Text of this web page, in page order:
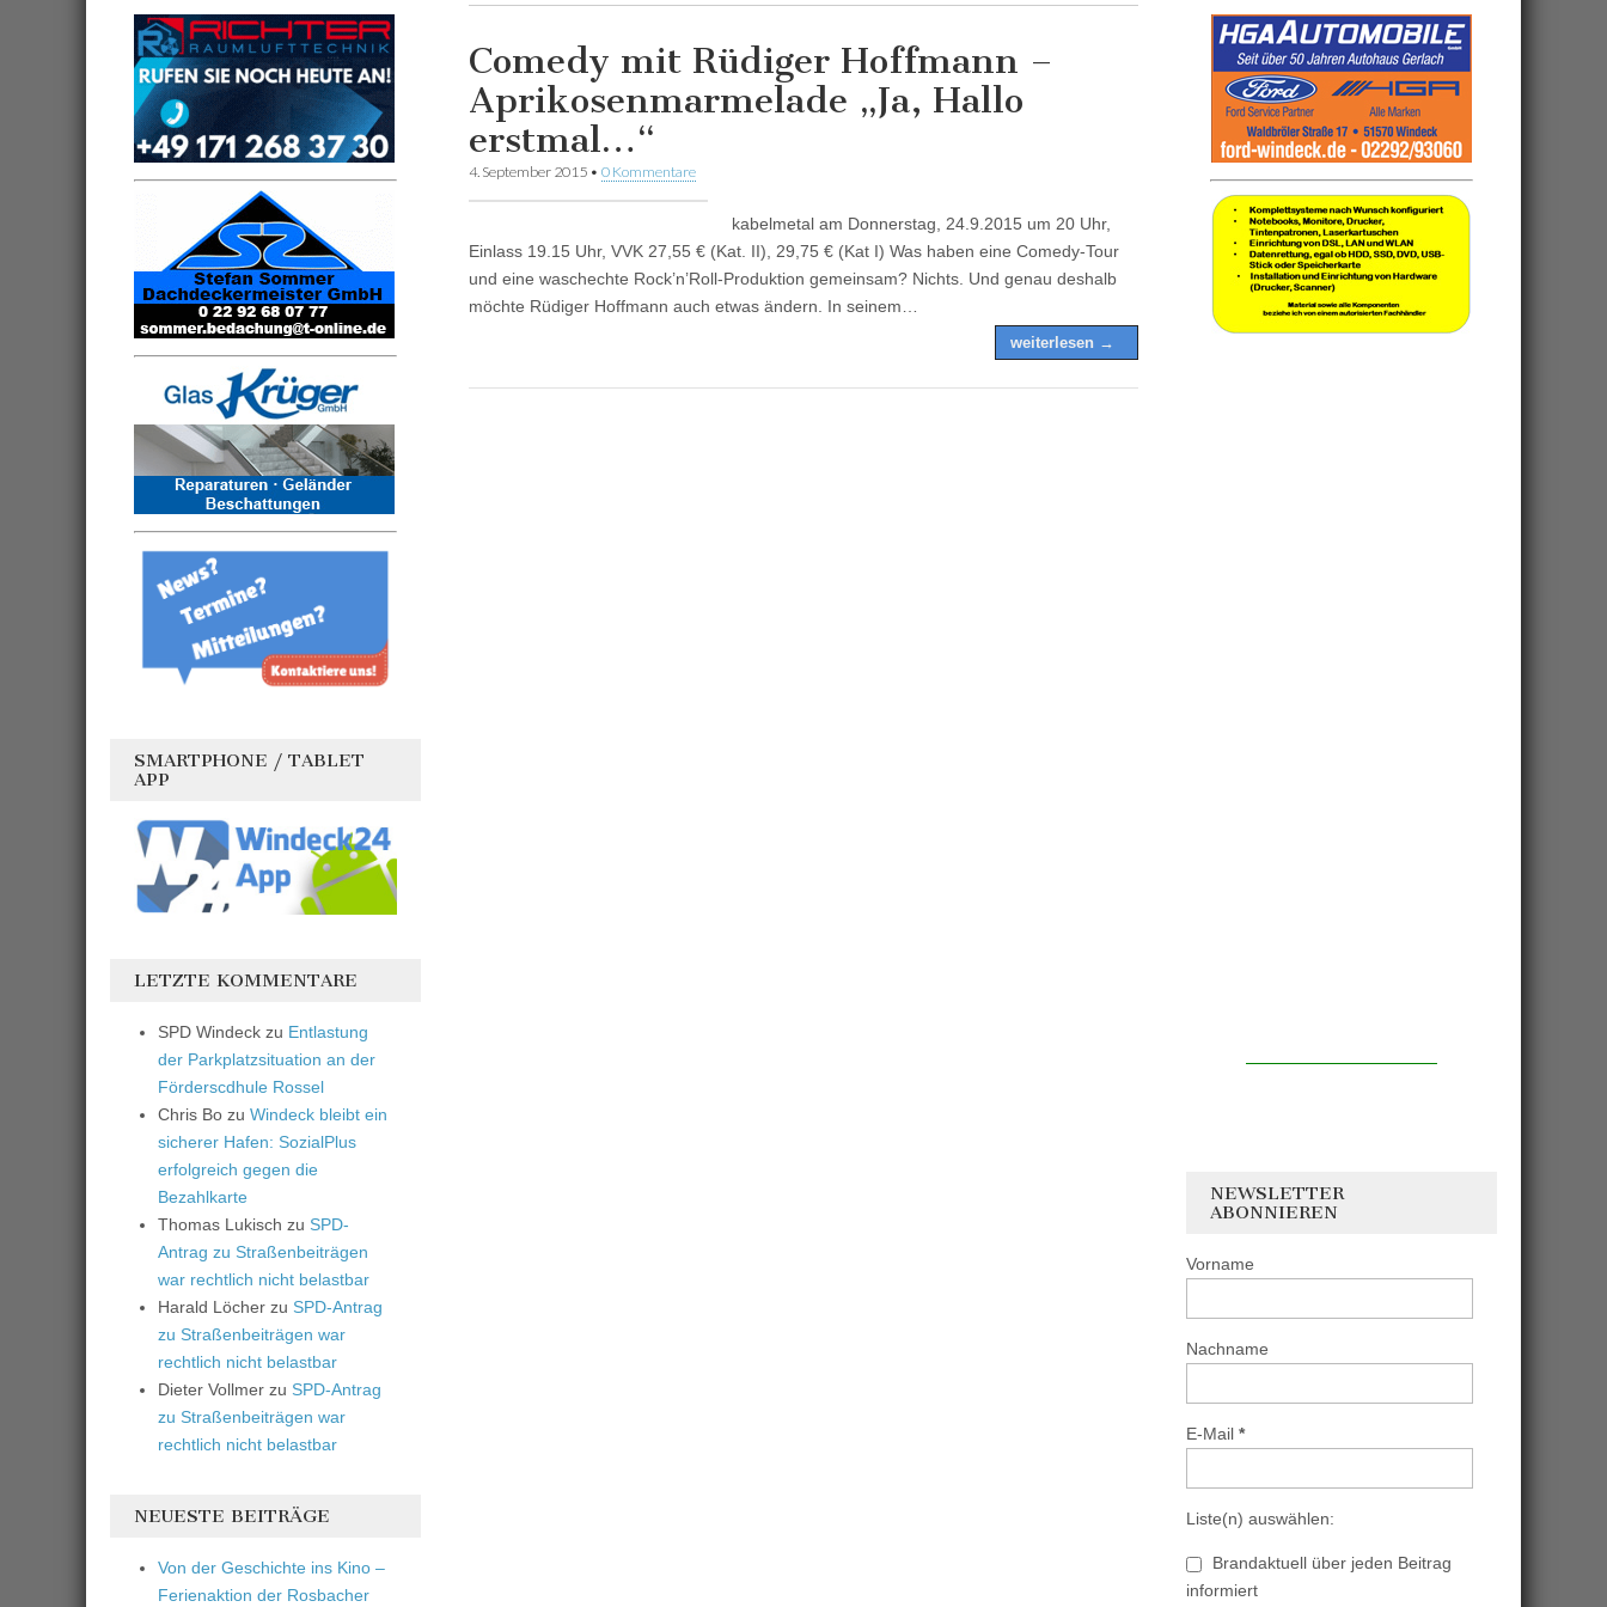
Comedy mit Rüdiger Hoffmann –
Aprikosenmarmelade „Ja, Hallo
erstmal…“
4. September 2015 • 0 Kommentare
kabelmetal am Donnerstag, 24.9.2015 um 20 Uhr,
Einlass 19.15 Uhr, VVK 27,55 € (Kat. II), 29,75 € (Kat I) Was haben eine Comedy-Tour
und eine waschechte Rock’n’Roll-Produktion gemeinsam? Nichts. Und genau deshalb
möchte Rüdiger Hoffmann auch etwas ändern. In seinem…
weiterlesen →
SMARTPHONE / TABLET
APP
LETZTE KOMMENTARE
SPD Windeck zu Entlastung
der Parkplatzsituation an der
Förderscdhule Rossel
Chris Bo zu Windeck bleibt ein
sicherer Hafen: SozialPlus
erfolgreich gegen die
Bezahlkarte
Thomas Lukisch zu SPD-
Antrag zu Straßenbeiträgen
war rechtlich nicht belastbar
Harald Löcher zu SPD-Antrag
zu Straßenbeiträgen war
rechtlich nicht belastbar
Dieter Vollmer zu SPD-Antrag
zu Straßenbeiträgen war
rechtlich nicht belastbar
NEUESTE BEITRÄGE
Von der Geschichte ins Kino –
Ferienaktion der Rosbacher
NEWSLETTER
ABONNIEREN
Vorname
Nachname
E-Mail *
Liste(n) auswählen:
Brandaktuell über jeden Beitrag
informiert